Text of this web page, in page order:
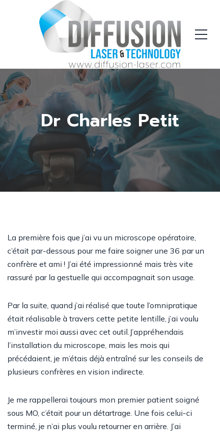
Dr Charles Petit
La première fois que j’ai vu un microscope opératoire,
c’était par-dessous pour me faire soigner une 36 par un
confrère et ami ! J’ai été impressionné mais très vite
rassuré par la gestuelle qui accompagnait son usage.
Par la suite, quand j’ai réalisé que toute l’omnipratique
était réalisable à travers cette petite lentille, j’ai voulu
m’investir moi aussi avec cet outil.J’appréhendais
l’installation du microscope, mais les mois qui
précédaient, je m’étais déjà entraîné sur les conseils de
plusieurs confrères en vision indirecte.
Je me rappellerai toujours mon premier patient soigné
sous MO, c’était pour un détartrage. Une fois celui-ci
terminé, je n’ai plus voulu retourner en arrière. J’ai